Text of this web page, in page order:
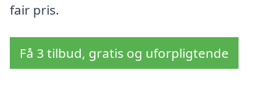
fair pris.
Få 3 tilbud, gratis og uforpligtende